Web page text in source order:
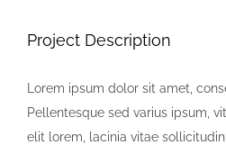
KONTAKT
Privaatsusreeglid
Project Description
Lorem ipsum dolor sit amet,
Pellentesque sed varius ipsum,
elit lorem, lacinia vitae